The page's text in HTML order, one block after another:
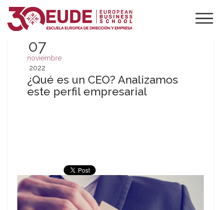
07
noviembre
2022
¿Qué es un CEO? Analizamos
este perfil empresarial